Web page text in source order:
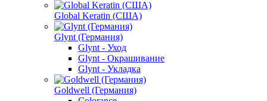
Global Keratin (США)
Glynt (Германия)
Glynt - Уход
Glynt - Окрашивание
Glynt - Укладка
Goldwell (Германия)